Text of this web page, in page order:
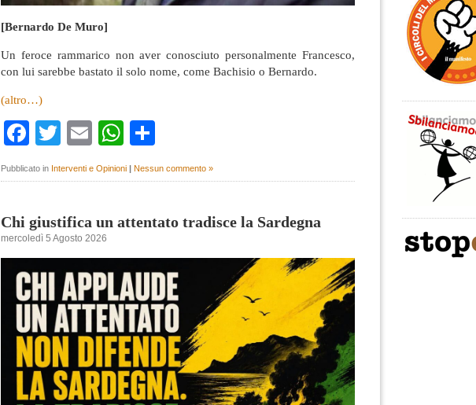
[Bernardo De Muro]
Un feroce rammarico non aver conosciuto personalmente Francesco,
con lui sarebbe bastato il solo nome, come Bachisio o Bernardo.
(altro…)
Facebook
TwitterEmailWhatsApp
Pubblicato in Interventi e Opinioni Nessun commento »
Chi giustifica un attentato tradisce la Sardegna
mercoledì 5 Agosto 2026